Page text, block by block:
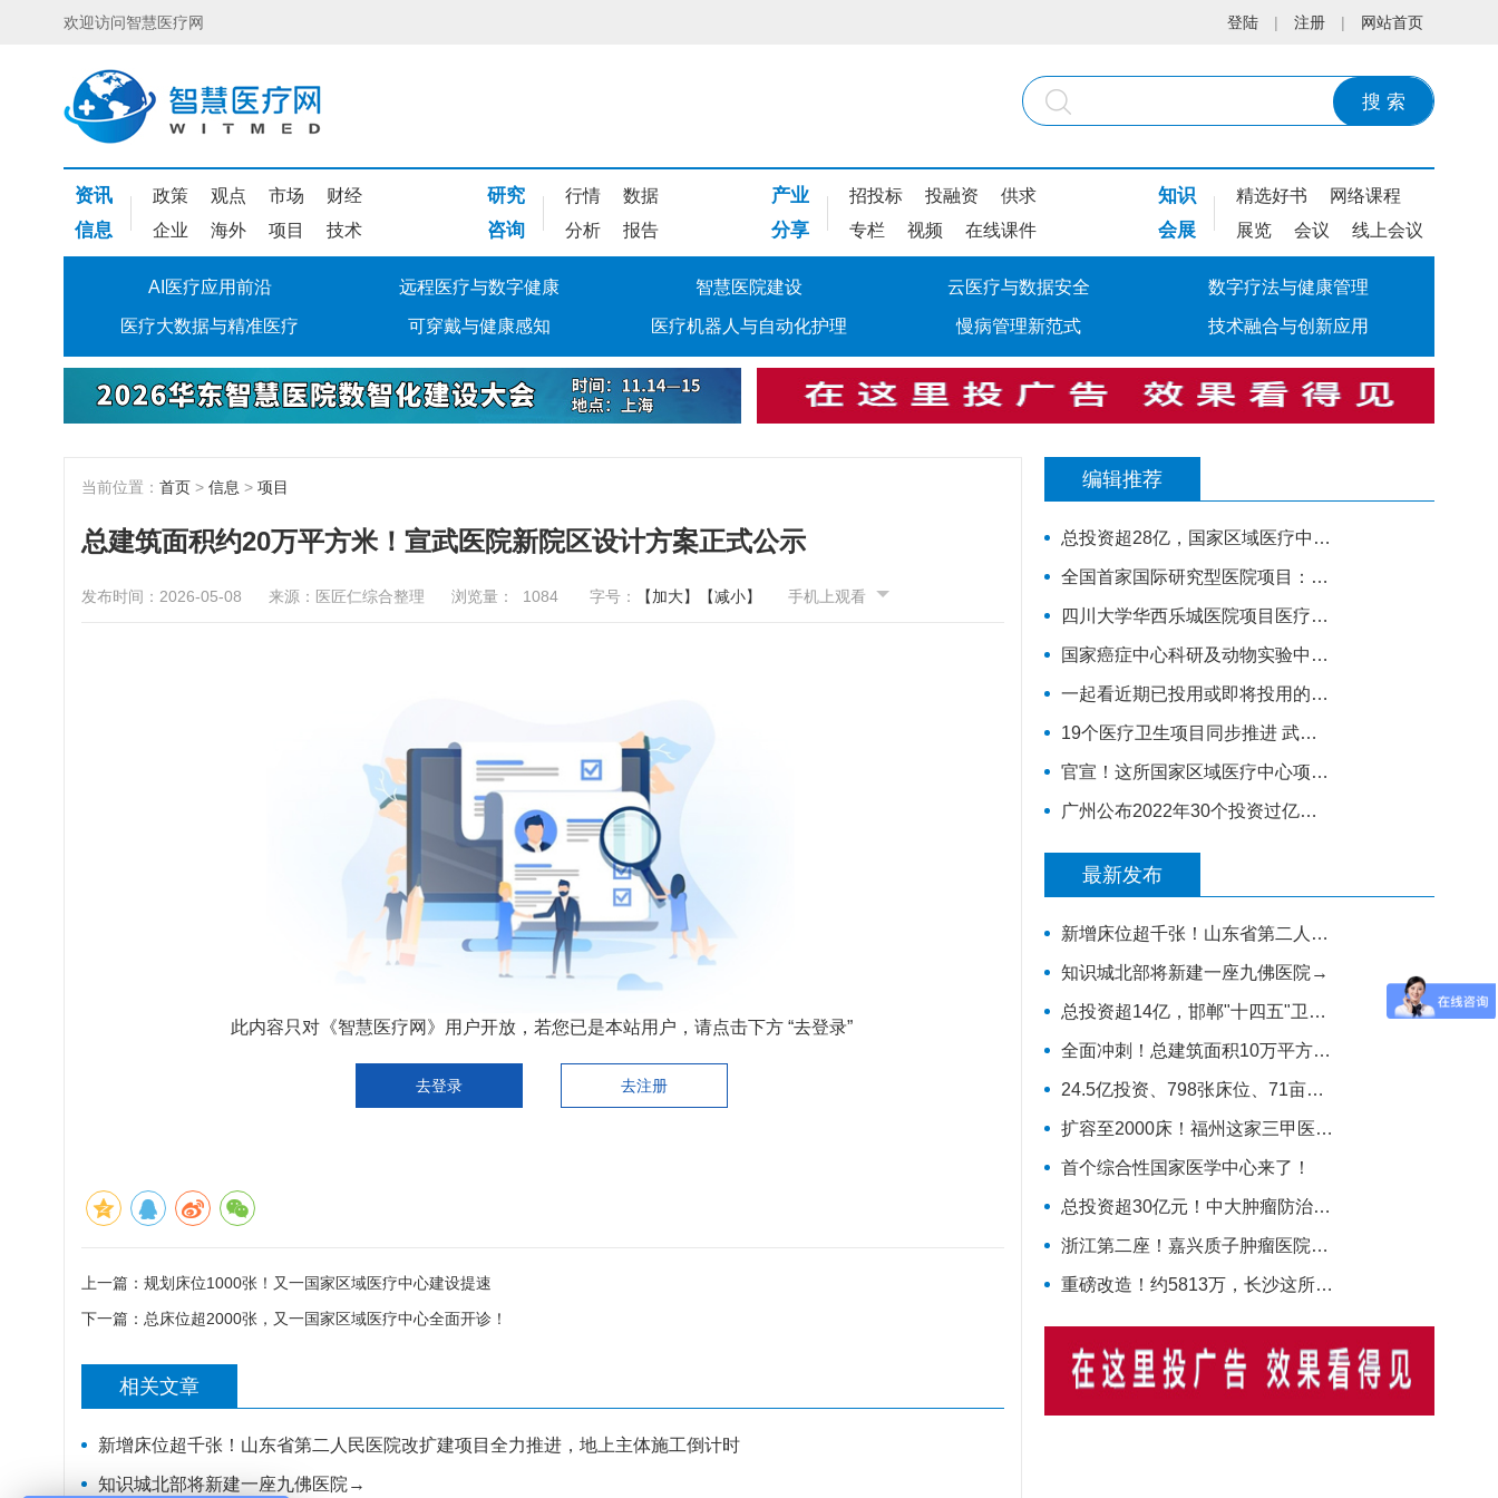
欢迎访问智慧医疗网 登陆 | 注册 | 网站首页
搜 索
资讯 政策 观点 市场 财经
信息 企业 海外 项目 技术
研究 行情 数据
咨询 分析 报告
产业 招投标 投融资 供求
分享 专栏 视频 在线课件
知识 精选好书 网络课程
会展 展览 会议 线上会议
AI医疗应用前沿 远程医疗与数字健康 智慧医院建设 云医疗与数据安全 数字疗法与健康管理
医疗大数据与精准医疗 可穿戴与健康感知 医疗机器人与自动化护理 慢病管理新范式 技术融合与创新应用
当前位置： 首页 > 信息 > 项目
总建筑面积约20万平方米！宣武医院新院区设计方案正式公示
发布时间：2026-05-08 来源：医匠仁综合整理 浏览量： 1084 字号： 【加大】 【减小】 手机上观看
此内容只对《智慧医疗网》用户开放，若您已是本站用户，请点击下方 “去登录”
去登录 去注册
上一篇： 规划床位1000张！又一国家区域医疗中心建设提速
下一篇： 总床位超2000张，又一国家区域医疗中心全面开诊！
相关文章
新增床位超千张！山东省第二人民医院改扩建项目全力推进，地上主体施工倒计时
知识城北部将新建一座九佛医院→
编辑推荐
总投资超28亿，国家区域医疗中心南方医院赣州医院开工建设
全国首家国际研究型医院项目：高博医院竣工验收，明年投入运营
四川大学华西乐城医院项目医疗综合楼项目将于今年竣工
国家癌症中心科研及动物实验中心落户河北廊坊开发区
一起看近期已投用或即将投用的十大康复医院项目
19个医疗卫生项目同步推进 武汉儿童医院西院10月交付 武汉经开区投资70亿元建设“健康车谷”
官宣！这所国家区域医疗中心项目即将开工建设！
广州公布2022年30个投资过亿的重点医疗建设项目，全力打造医疗卫生高地｜广州篇
最新发布
新增床位超千张！山东省第二人民医院改扩建项目全力推进，地上主体施工倒计时
知识城北部将新建一座九佛医院→
总投资超14亿，邯郸"十四五"卫生规划标志性工程迎施工方落地
全面冲刺！总建筑面积10万平方米，华北理工大学附属医院花海院区一期工程加速成型
24.5亿投资、798张床位、71亩占地！曲江新区医院的"最后一公里"冲刺
扩容至2000床！福州这家三甲医院大动作，国家级防治基地预计2028年建成
首个综合性国家医学中心来了！
总投资超30亿元！中大肿瘤防治“国家队”扩容，绘就健康天河新蓝图
浙江第二座！嘉兴质子肿瘤医院新建项目动工，10亿投资守护健康嘉兴
重磅改造！约5813万，长沙这所医院将蜕变！